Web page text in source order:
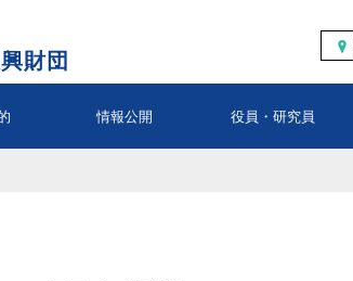
財団
情報公開 役員・研究員